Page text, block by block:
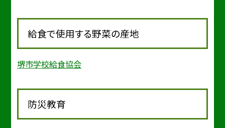
給食で使用する野菜の産地
堺市学校給食協会
防災教育